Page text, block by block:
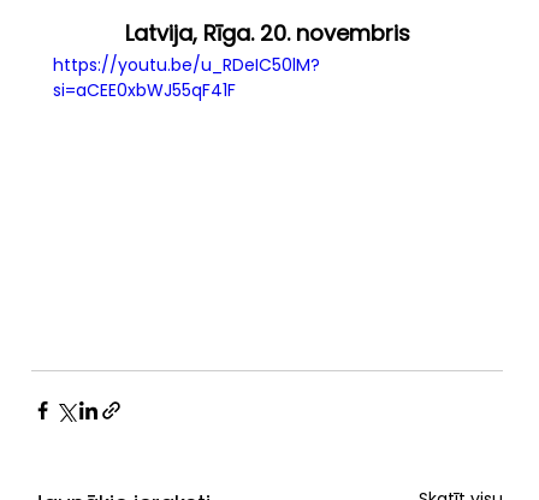
Latvija, Rīga. 20. novembris
https://youtu.be/u_RDeIC50lM?
si=aCEE0xbWJ55qF41F